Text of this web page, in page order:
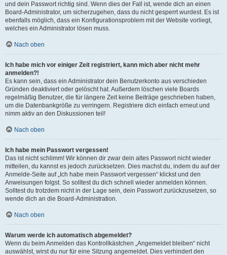
und dein Passwort richtig sind. Wenn dies der Fall ist, wende dich an einen
Board-Administrator, um sicherzugehen, dass du nicht gesperrt wurdest. Es ist
ebenfalls möglich, dass ein Konfigurationsproblem mit der Website vorliegt,
welches ein Administrator lösen muss.
Nach oben
Ich habe mich vor einiger Zeit registriert, kann mich aber nicht mehr
anmelden?!
Es kann sein, dass ein Administrator dein Benutzerkonto aus verschieden
Gründen deaktiviert oder gelöscht hat. Außerdem löschen viele Boards
regelmäßig Benutzer, die für längere Zeit keine Beiträge geschrieben haben,
um die Datenbankgröße zu verringern. Registriere dich einfach erneut und
nimm aktiv an den Diskussionen teil!
Nach oben
Ich habe mein Passwort vergessen!
Das ist nicht schlimm! Wir können dir zwar dein altes Passwort nicht wieder
mitteilen, du kannst es jedoch zurücksetzen. Dies machst du, indem du auf der
Anmelde-Seite auf „Ich habe mein Passwort vergessen“ klickst und den
Anweisungen folgst. So solltest du dich schnell wieder anmelden können.
Solltest du trotzdem nicht in der Lage sein, dein Passwort zurückzusetzen, so
wende dich an die Board-Administration.
Nach oben
Warum werde ich automatisch abgemeldet?
Wenn du beim Anmelden das Kontrollkästchen „Angemeldet bleiben“ nicht
auswählst, wirst du nur für eine Sitzung angemeldet. Dies verhindert den